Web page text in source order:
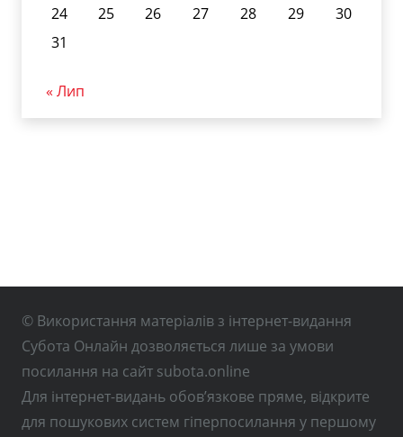
24
25 26 27 28 29
30
31
« Лип
© Використання матеріалів з інтернет-видання
Субота Онлайн дозволяється лише за умови
посилання на сайт subota.online
Для інтернет-видань обов’язкове пряме, відкрите
для пошукових систем гіперпосилання у першому